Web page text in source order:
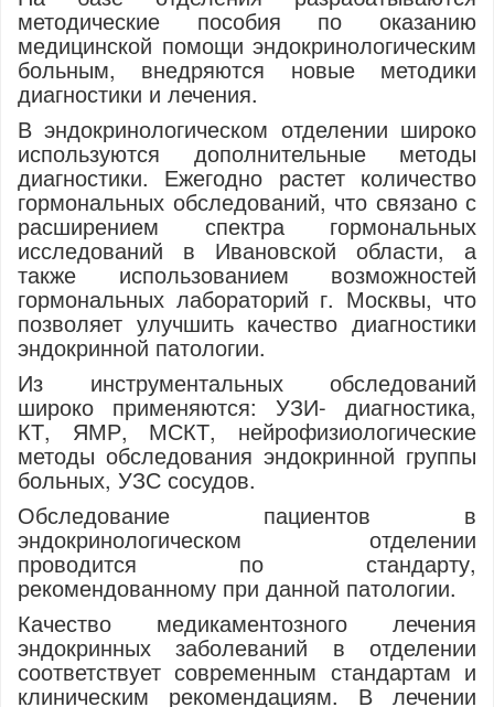
методические пособия по оказанию
медицинской помощи эндокринологическим
больным, внедряются новые методики
диагностики и лечения.
В эндокринологическом отделении широко
используются дополнительные методы
диагностики. Ежегодно растет количество
гормональных обследований, что связано с
расширением спектра гормональных
исследований в Ивановской области, а
также использованием возможностей
гормональных лабораторий г. Москвы, что
позволяет улучшить качество диагностики
эндокринной патологии.
Из инструментальных обследований
широко применяются: УЗИ- диагностика,
КТ, ЯМР, МСКТ, нейрофизиологические
методы обследования эндокринной группы
больных, УЗС сосудов.
Обследование пациентов в
эндокринологическом отделении
проводится по стандарту,
рекомендованному при данной патологии.
Качество медикаментозного лечения
эндокринных заболеваний в отделении
соответствует современным стандартам и
клиническим рекомендациям. В лечении